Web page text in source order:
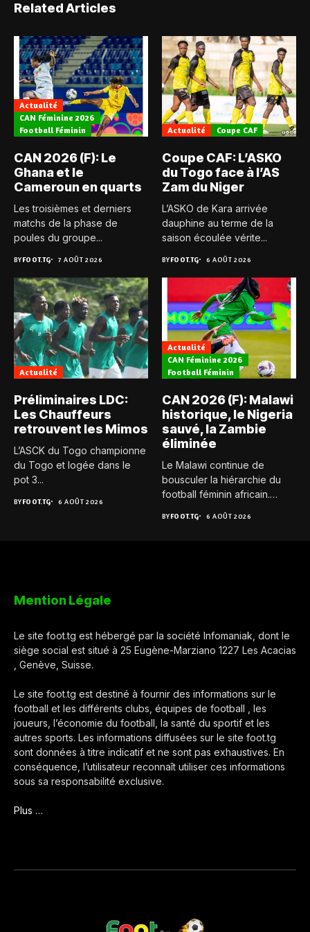
Related Articles
Actualité
CAN Féminine 2026
Football Féminin
CAN 2026 (F): Le
Ghana et le
Cameroun en quarts
Les troisièmes et derniers
matchs de la phase de
poules du groupe...
BYFOOT.TG 7 AOÛT 2026
Actualité Coupe CAF
Coupe CAF: L’ASKO
du Togo face à l’AS
Zam du Niger
L’ASKO de Kara arrivée
dauphine au terme de la
saison écoulée vérite...
BYFOOT.TG 6 AOÛT 2026
Actualité
Préliminaires LDC:
Les Chauffeurs
retrouvent les Mimos
L’ASCK du Togo championne
du Togo et logée dans le
pot 3...
BYFOOT.TG 6 AOÛT 2026
Actualité
CAN Féminine 2026
Football Féminin
CAN 2026 (F): Malawi
historique, le Nigeria
sauvé, la Zambie
éliminée
Le Malawi continue de
bousculer la hiérarchie du
football féminin africain.
BYFOOT.TG 6 AOÛT 2026
Mention Légale
Le site foot.tg est hébergé par la société Infomaniak, dont le
siège social est situé à 25 Eugène-Marziano 1227 Les Acacias
, Genève, Suisse.
Le site foot.tg est destiné à fournir des informations sur le
football et les différents clubs, équipes de football , les
joueurs, l’économie du football, la santé du sportif et les
autres sports. Les informations diffusées sur le site foot.tg
sont données à titre indicatif et ne sont pas exhaustives. En
conséquence, l’utilisateur reconnaît utiliser ces informations
sous sa responsabilité exclusive.
Plus …